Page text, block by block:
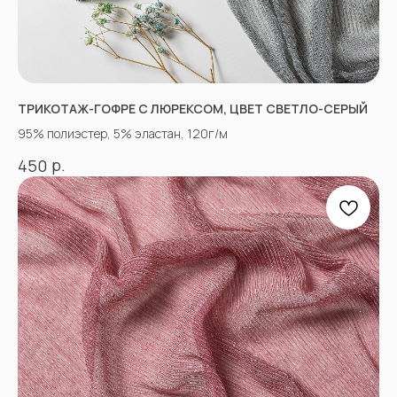
ТРИКОТАЖ-ГОФРЕ С ЛЮРЕКСОМ, ЦВЕТ СВЕТЛО-СЕРЫЙ
95% полиэстер, 5% эластан, 120г/м
450 р.
tkani357@yandex.ru
+7(928)364-79-21Александра
ВКОНТАКТЕ
ОДНОКЛАССНИКИ
INSTAGRAM*
TIK TOK*
YOU TUBE